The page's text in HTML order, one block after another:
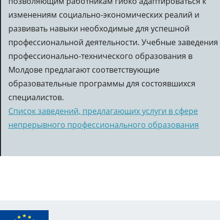
E-mail:col_politehnic@yahoo.com
Специальности:Метрология и сертификации
соответствия, Автоматизация технологических
процессов, Электромеханика, Электроэнергетика,
Почтовая связь, Телекоммуникационные
технологии и сети, Компьютерные сети,
Компьютеры
изменениям социально-экономических реалий и
развивать навыки необходимые для успешной
профессиональной деятельности. Учебные заведения
профессионально-технического образования в
Молдове предлагают соответствующие
образовательные программы для состоявшихся
специалистов.
Список заведений, предлагающих услуги в сфере
непрерывного профессионального образования